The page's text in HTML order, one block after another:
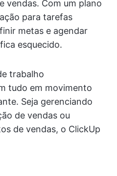
vendas. Com um plano
para tarefas
metas e agendar
esquecido.
trabalho
tudo em movimento
Seja gerenciando
de vendas ou
de vendas, o ClickUp